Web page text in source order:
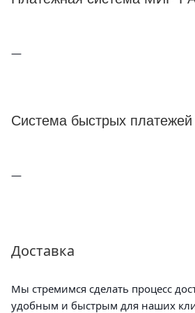
Система быстрых платежей
Доставка
Мы стремимся сделать процесс
удобным и быстрым для наших